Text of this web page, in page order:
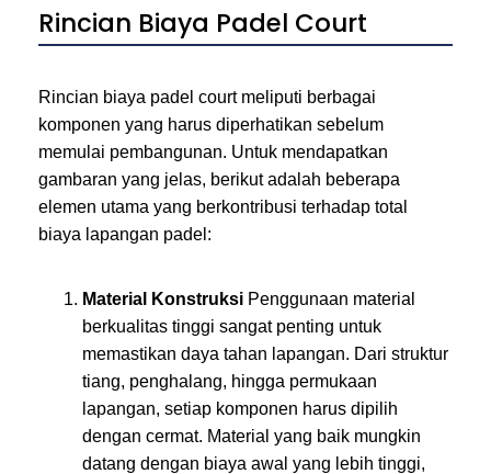
Rincian Biaya Padel Court
Rincian biaya padel court meliputi berbagai
komponen yang harus diperhatikan sebelum
memulai pembangunan. Untuk mendapatkan
gambaran yang jelas, berikut adalah beberapa
elemen utama yang berkontribusi terhadap total
biaya lapangan padel:
Material Konstruksi Penggunaan material
berkualitas tinggi sangat penting untuk
memastikan daya tahan lapangan. Dari struktur
tiang, penghalang, hingga permukaan
lapangan, setiap komponen harus dipilih
dengan cermat. Material yang baik mungkin
datang dengan biaya awal yang lebih tinggi,